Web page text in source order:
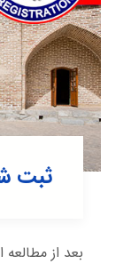
ثبت
بعد از